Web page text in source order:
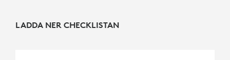
LADDA NER CHECKLISTAN